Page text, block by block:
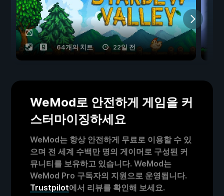
64개의 치트 22일 전
WeMod로 안전하게 게임을 커
스터마이징하세요
WeMod는 항상 안전하게 무료로 이용할 수 있
으며 전 세계 수백만 명의 게이머로 구성된 커
뮤니티를 보유하고 있습니다. WeMod는
WeMod Pro 구독자의 지원으로 운영됩니다.
Trustpilot에서 리뷰를 확인해 보세요.